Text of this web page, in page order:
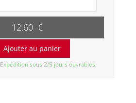
12.60 €
Expédition sous 2/5 jours ouvrables.